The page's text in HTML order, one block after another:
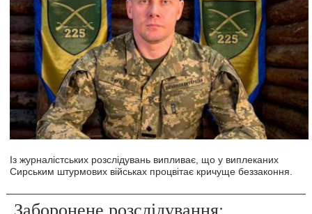
Із журналістських розслідувань випливає, що у виплеканих
Сирським штурмових військах процвітає кричуще беззаконня.